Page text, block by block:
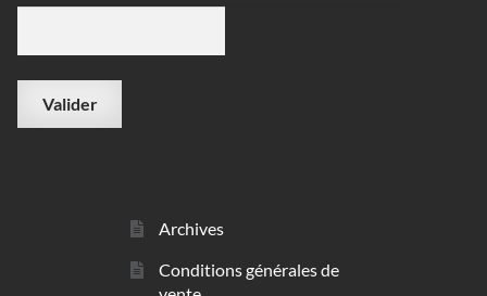
Archives
Conditions générales de